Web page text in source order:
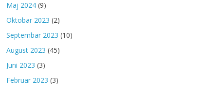
Maj 2024 (9)
Oktobar 2023 (2)
Septembar 2023 (10)
August 2023 (45)
Juni 2023 (3)
Februar 2023 (3)